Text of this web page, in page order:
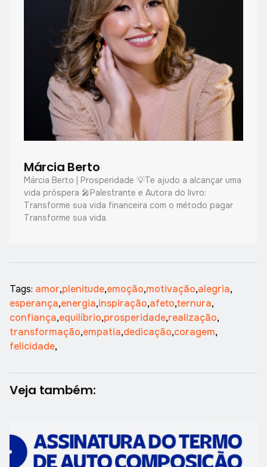
Márcia Berto
Márcia Berto | Prosperidade 💡Te ajudo a alcançar uma
vida próspera 🎤Palestrante e Autora do livro:
Transforme sua vida financeira com o método pagar
Transforme sua vida
Tags: amor,plenitude,emoção,motivação,alegria,
esperança,energia,inspiração,afeto,ternura,
confiança,equilíbrio,prosperidade,realização,
transformação,empatia,dedicação,coragem,
felicidade,
Veja também: